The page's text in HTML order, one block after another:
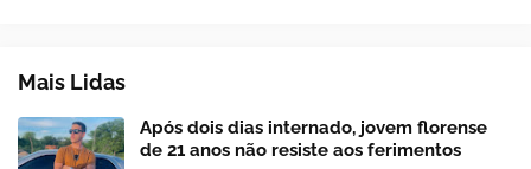
Mais Lidas
Após dois dias internado, jovem florense
de 21 anos não resiste aos ferimentos